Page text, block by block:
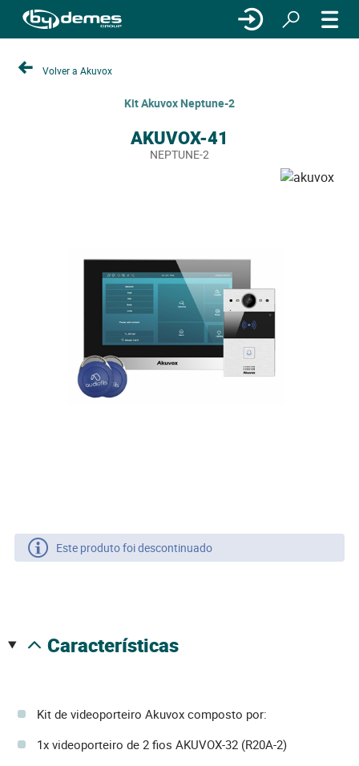
Volver a Akuvox
Kit Akuvox Neptune-2
AKUVOX-41
NEPTUNE-2
Este produto foi descontinuado
características
Kit de videoporteiro Akuvox composto por:
1x videoporteiro de 2 fios AKUVOX-32 (R20A-2)